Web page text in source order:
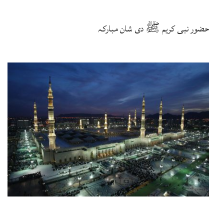
حضور نبی کریم ﷺ دی شان مبارکہ